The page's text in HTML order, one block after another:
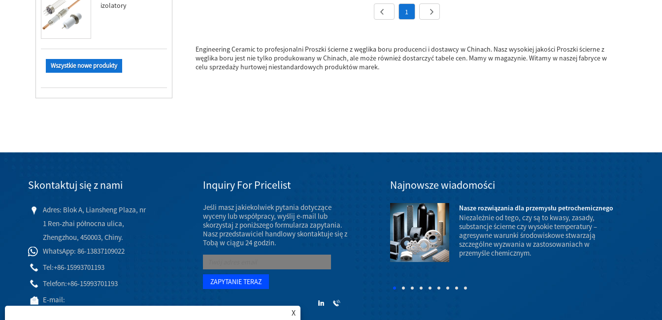
izolatory
Wszystkie nowe produkty
1
Engineering Ceramic to profesjonalni Proszki ścierne z węglika boru producenci i dostawcy w Chinach. Nasz wysokiej jakości Proszki ścierne z
węglika boru jest nie tylko produkowany w Chinach, ale może również dostarczyć tabele cen. Mamy w magazynie. Witamy w naszej fabryce w
celu sprzedaży hurtowej niestandardowych produktów marek.
Skontaktuj się z nami
Adres: Blok A, Liansheng Plaza, nr
1 Ren-zhai północna ulica,
Zhengzhou, 450003, Chiny.
WhatsApp: 86-13837109022
Tel:+86-15993701193
Telefon:+86-15993701193
E-mail:
Inquiry For Pricelist
Jeśli masz jakiekolwiek pytania dotyczące
wyceny lub współpracy, wyślij e-mail lub
skorzystaj z poniższego formularza zapytania.
Nasz przedstawiciel handlowy skontaktuje się z
Tobą w ciągu 24 godzin.
Najnowsze wiadomości
Wystawa ceramicznych części maszyn w marcu 2023 r
Coroczne spotkanie AAOS 2023 odbędzie się w
dniach 7–11 marca 2023 r. w Venetian Convention &
Expo Center w Las Vegas.
Nasze rozwiązania dla przemysłu petrochemicznego
Niezależnie od tego, czy są to kwasy, zasady,
substancje ścierne czy wysokie temperatury –
agresywne warunki środowiskowe stwarzają
szczególne wyzwania w zastosowaniach w
przemyśle chemicznym.
X